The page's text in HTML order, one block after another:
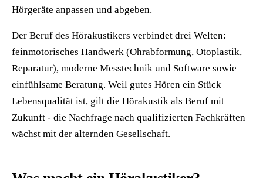
Hörgeräte anpassen und abgeben.
Der Beruf des Hörakustikers verbindet drei Welten:
feinmotorisches Handwerk (Ohrabformung, Otoplastik,
Reparatur), moderne Messtechnik und Software sowie
einfühlsame Beratung. Weil gutes Hören ein Stück
Lebensqualität ist, gilt die Hörakustik als Beruf mit
Zukunft - die Nachfrage nach qualifizierten Fachkräften
wächst mit der alternden Gesellschaft.